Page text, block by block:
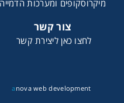
מיקרוסקופים ומערכות הדמייה
צור קשר
לחצו כאן ליצירת קשר
a nova web development